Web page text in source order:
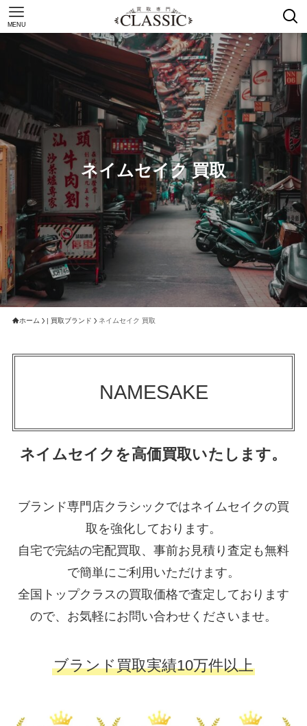
MENU
ネイムセイク 買取
ホーム | 買取ブランド ネイムセイク 買取
NAMESAKE
ネイムセイクを高価買取いたします。
ブランド専門店クラシックではネイムセイクの買
取を強化しております。
自宅で完結の宅配買取、事前お見積り査定も無料
で簡単にご利用いただけます。
全国トップクラスの買取価格で査定しております
ので、お気軽にお問い合わせくださいませ。
ブランド買取実績10万件以上